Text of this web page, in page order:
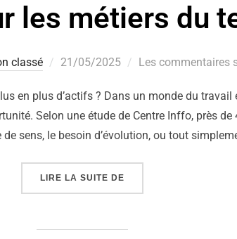
les métiers du
classé 21/05/2025 Les commentaires
en plus d’actifs ? Dans un monde du
Selon une étude de Centre Inffo, près
sens, le besoin d’évolution, ou tout
LIRE LA SUITE DE